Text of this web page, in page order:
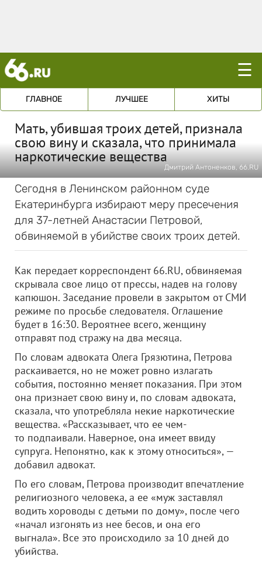
☰
ГЛАВНОЕ ЛУЧШЕЕ ХИТЫ
Мать, убившая троих детей, признала
свою вину и сказала, что принимала
наркотические вещества
Дмитрий Антоненков, 66.RU
Сегодня в Ленинском районном суде
Екатеринбурга избирают меру пресечения
для 37-летней Анастасии Петровой,
обвиняемой в убийстве своих троих детей.
Как передает корреспондент 66.RU, обвиняемая
скрывала свое лицо от прессы, надев на голову
капюшон. Заседание провели в закрытом от СМИ
режиме по просьбе следователя. Оглашение
будет в 16:30. Вероятнее всего, женщину
отправят под стражу на два месяца.
По словам адвоката Олега Грязютина, Петрова
раскаивается, но не может ровно излагать
события, постоянно меняет показания. При этом
она признает свою вину и, по словам адвоката,
сказала, что употребляла некие наркотические
вещества. «Рассказывает, что ее чем-
то подпаивали. Наверное, она имеет ввиду
супруга. Непонятно, как к этому относиться», —
добавил адвокат.
По его словам, Петрова производит впечатление
религиозного человека, а ее «муж заставлял
водить хороводы с детьми по дому», после чего
«начал изгонять из нее бесов, и она его
выгнала». Все это происходило за 10 дней до
убийства.